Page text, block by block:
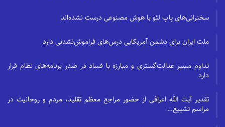
سخنرانی‌های پاپ لئو با هوش مصنوعی درست نشده‌اند
ملت ایران برای دشمن آمریکایی درس‌های فراموش‌نشدنی دارد
تداوم مسیر عدالت‌گستری و مبارزه با فساد در صدر برنامه‌های نظام قرار
دارد
تقدیر آیت الله اعرافی از حضور مراجع معظم تقلید، مردم و روحانیت در
مراسم تشییع…